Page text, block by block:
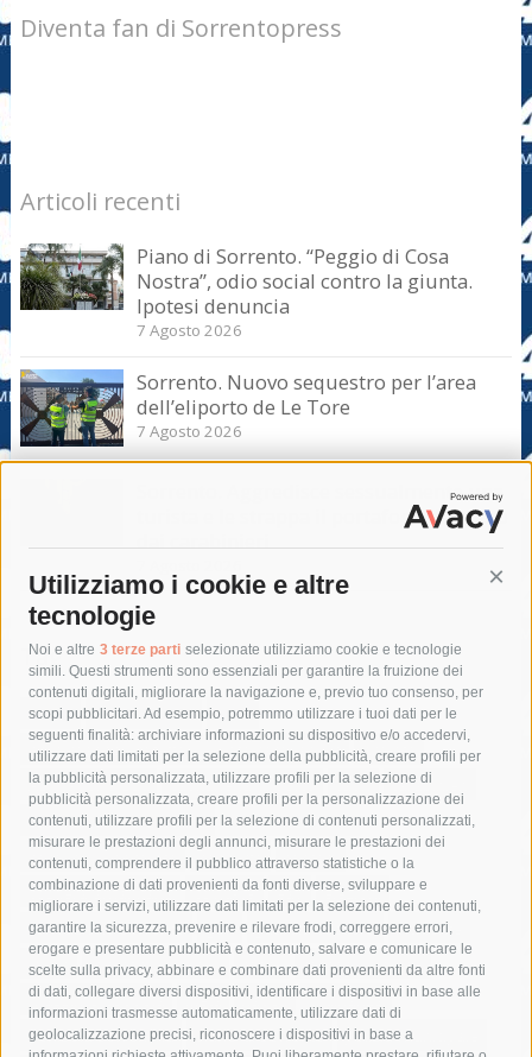
Utilizziamo i cookie e altre
tecnologie
Noi e altre 3 terze parti selezionate utilizziamo cookie e tecnologie
simili. Questi strumenti sono essenziali per garantire la fruizione dei
contenuti digitali, migliorare la navigazione e, previo tuo consenso, per
scopi pubblicitari. Ad esempio, potremmo utilizzare i tuoi dati per le
seguenti finalità: archiviare informazioni su dispositivo e/o accedervi,
utilizzare dati limitati per la selezione della pubblicità, creare profili per
la pubblicità personalizzata, utilizzare profili per la selezione di
pubblicità personalizzata, creare profili per la personalizzazione dei
contenuti, utilizzare profili per la selezione di contenuti personalizzati,
misurare le prestazioni degli annunci, misurare le prestazioni dei
contenuti, comprendere il pubblico attraverso statistiche o la
combinazione di dati provenienti da fonti diverse, sviluppare e
migliorare i servizi, utilizzare dati limitati per la selezione dei contenuti,
garantire la sicurezza, prevenire e rilevare frodi, correggere errori,
erogare e presentare pubblicità e contenuto, salvare e comunicare le
scelte sulla privacy, abbinare e combinare dati provenienti da altre fonti
di dati, collegare diversi dispositivi, identificare i dispositivi in base alle
informazioni trasmesse automaticamente, utilizzare dati di
geolocalizzazione precisi, riconoscere i dispositivi in base a
Diventa fan di Sorrentopress
Articoli recenti
Piano di Sorrento. “Peggio di Cosa
Nostra”, odio social contro la giunta.
Ipotesi denuncia
7 Agosto 2026
Sorrento. Nuovo sequestro per l’area
dell’eliporto de Le Tore
7 Agosto 2026
Sorrento. Aggredisce sessualmente una
turista e le strappa il portafogli, fermato
Tag
acqua allerta meteo
anas
area marina protetta di punta campanella
arresto
Asl Napoli 3 sud
capitaneria di porto capri
carabinieri
castellammare di stabia
circumvesuviana
comune di sorrento
concerto
contagi
costiera amalfitana
covid-19 eav
elezioni
fondazione sorrento
gori guardia costiera
incidente
lavori
lorenzo balducelli mare
massa lubrense
massimo coppola
Meta napoli
ordinanza
penisola sorrentina
piano di sorrento polizia municipale